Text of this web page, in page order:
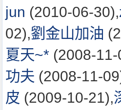
jun (2010-06-30),
02),劉金山加油
夏天~* (2008-
功夫 (2008-11-
皮 (2009-10-21),